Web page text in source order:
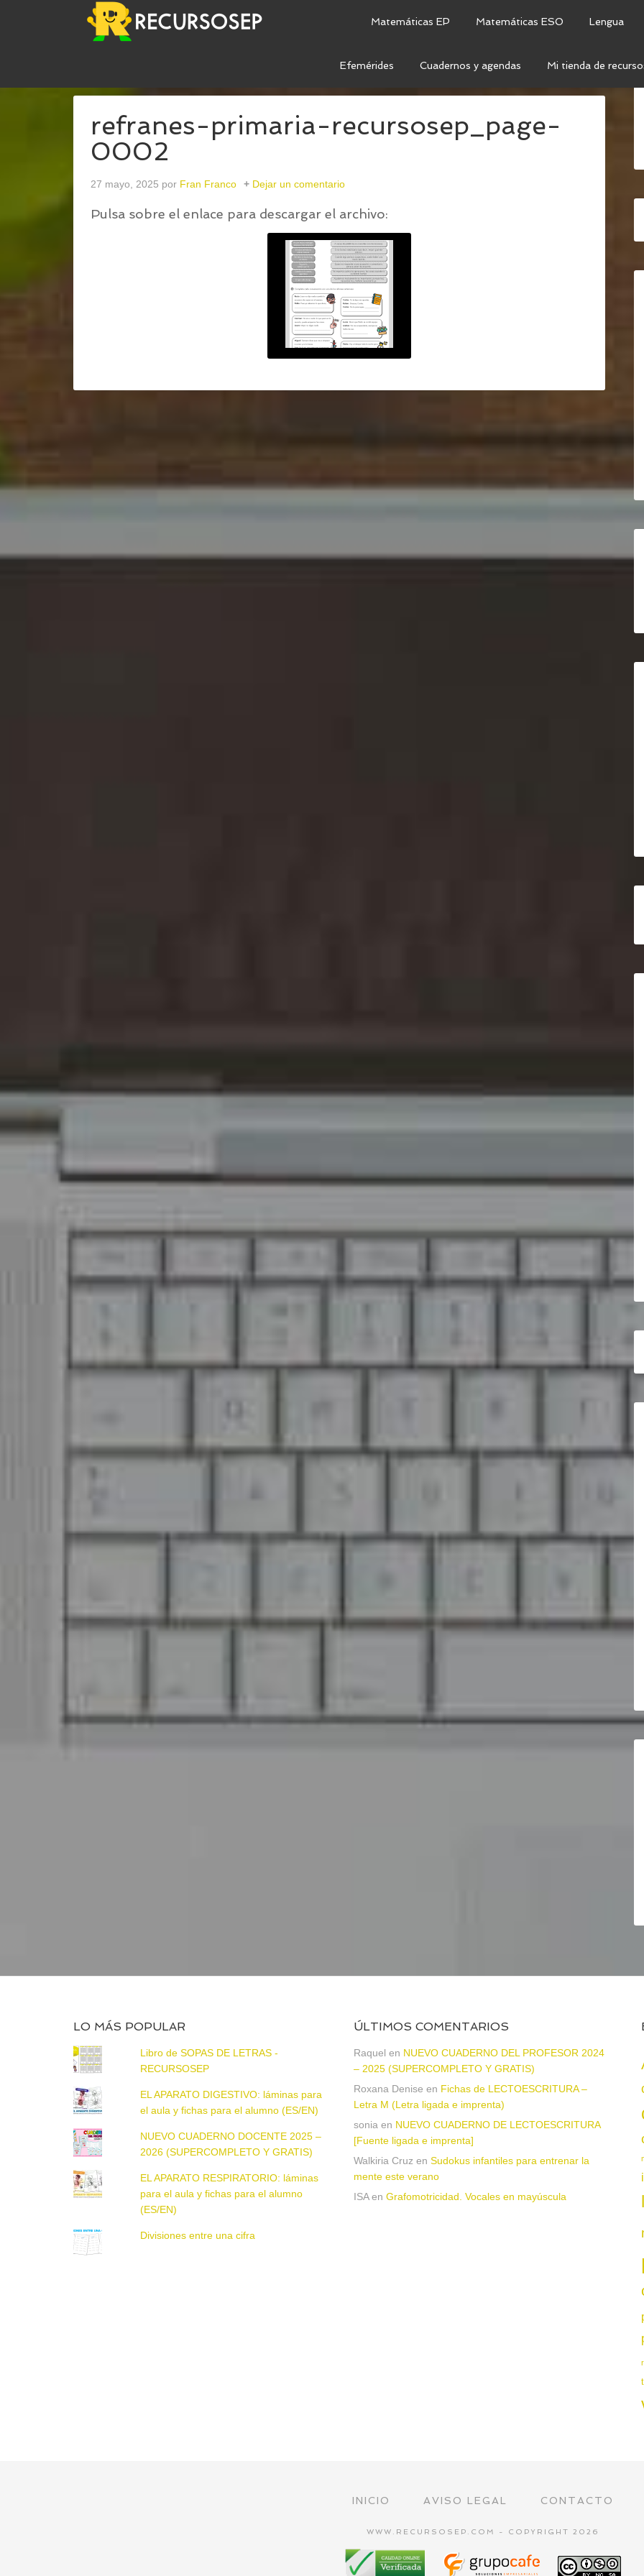
Matemáticas EP Matemáticas ESO Lengua
Efemérides Cuadernos y agendas Mi tienda de
refranes-primaria-recursosep_page-
0002
27 mayo, 2025 por Fran Franco Dejar un comentario
Pulsa sobre el enlace para descargar el archivo:
LO MÁS POPULAR
Libro de SOPAS DE LETRAS -
RECURSOSEP
EL APARATO DIGESTIVO: láminas para
el aula y fichas para el alumno (ES/EN)
NUEVO CUADERNO DOCENTE 2025 –
2026 (SUPERCOMPLETO Y GRATIS)
EL APARATO RESPIRATORIO: láminas
para el aula y fichas para el alumno
(ES/EN)
Divisiones entre una cifra
ÚLTIMOS COMENTARIOS
Raquel en NUEVO CUADERNO DEL PROFESOR 2024
– 2025 (SUPERCOMPLETO Y GRATIS)
Roxana Denise en Fichas de LECTOESCRITURA –
Letra M (Letra ligada e imprenta)
sonia en NUEVO CUADERNO DE LECTOESCRITURA
[Fuente ligada e imprenta]
Walkiria Cruz en Sudokus infantiles para entrenar la
mente este verano
ISAen Grafomotricidad. Vocales en mayúscula
INICIO AVISO LEGAL CONTACTO
WWW.RECURSOSEP.COM - COPYRIGHT 2026